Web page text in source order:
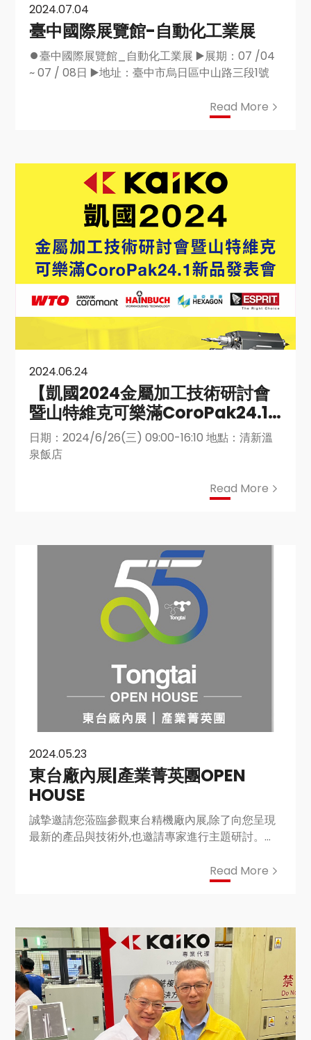
2024.07.04
臺中國際展覽館-自動化工業展
⏺️臺中國際展覽館_自動化工業展 ▶️展期：07 /04
~ 07 / 08日 ▶️地址：臺中市烏日區中山路三段1號
Read More
2024.06.24
【凱國2024金屬加工技術研討會
暨山特維克可樂滿CoroPak24.1
新品發表會】
日期：2024/6/26(三) 09:00-16:10 地點：清新溫
泉飯店
Read More
2024.05.23
東台廠內展|產業菁英團OPEN
HOUSE
誠摯邀請您蒞臨參觀東台精機廠內展,除了向您呈現
最新的產品與技術外,也邀請專家進行主題研討。會
Read More